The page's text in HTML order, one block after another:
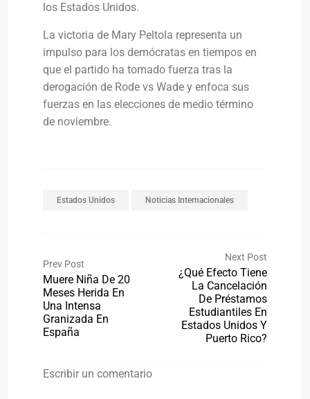
los Estados Unidos.
La victoria de Mary Peltola representa un
impulso para los demócratas en tiempos en
que el partido ha tomado fuerza tras la
derogación de Rode vs Wade y enfoca sus
fuerzas en las elecciones de medio término
de noviembre.
Estados Unidos Noticias Internacionales
Prev Post
Muere Niña De 20
Meses Herida En
Una Intensa
Granizada En
España
Next Post
¿Qué Efecto Tiene
La Cancelación
De Préstamos
Estudiantiles En
Estados Unidos Y
Puerto Rico?
Escribir un comentario